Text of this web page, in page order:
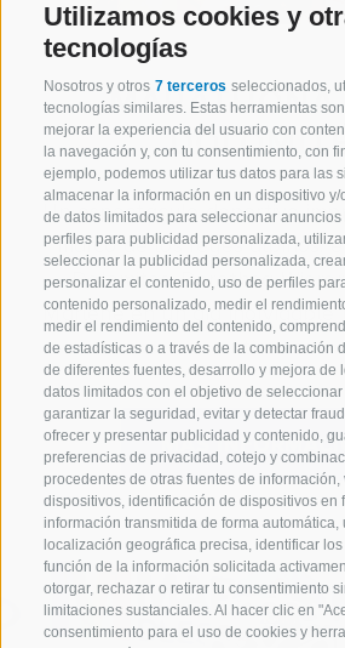
Utilizamos cookies y
tecnologías
Nosotros y otros 7 terceros seleccionados,
tecnologías similares. Estas herramientas
mejorar la experiencia del usuario con
la navegación y, con tu consentimiento, con
ejemplo, podemos utilizar tus datos para las
almacenar la información en un dispositivo y/
de datos limitados para seleccionar anuncios
perfiles para publicidad personalizada,
seleccionar la publicidad personalizada,
personalizar el contenido, uso de perfiles
contenido personalizado, medir el
medir el rendimiento del contenido,
de estadísticas o a través de la combinación
de diferentes fuentes, desarrollo y mejora de
datos limitados con el objetivo de
garantizar la seguridad, evitar y detectar
ofrecer y presentar publicidad y contenido,
preferencias de privacidad, cotejo y
procedentes de otras fuentes de
dispositivos, identificación de dispositivos en
información transmitida de forma automática,
localización geográfica precisa, identificar
función de la información solicitada
otorgar, rechazar o retirar tu consentimiento
limitaciones sustanciales. Al hacer clic en
consentimiento para el uso de cookies y
MARATHONA
Un espectáculo deportivo
marco de los reyes alpinos:
Dolomites. Dorothea Wierer
Marlene en un día inolvidable
surtirolesas.
MÁS